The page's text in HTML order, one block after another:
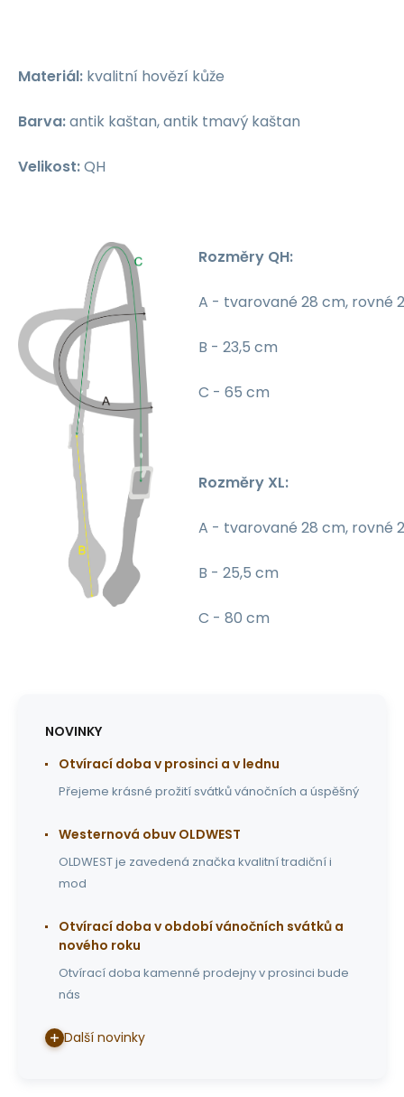
Materiál: kvalitní hovězí kůže
Barva:antik kaštan, antik tmavý kaštan
Velikost:QH
Rozměry QH:
A - tvarované 28 cm, rovné
B - 23,5 cm
C - 65 cm
Rozměry XL:
A - tvarované 28 cm, rovné
B - 25,5 cm
C - 80 cm
NOVINKY
Otvírací doba v prosinci a v lednu
Přejeme krásné prožití svátků vánočních a úspěšný
Westernová obuv OLDWEST
OLDWEST je zavedená značka kvalitní tradiční i
mod
Otvírací doba v období vánočních svátků a
nového roku
Otvírací doba kamenné prodejny v prosinci bude
nás
Další novinky